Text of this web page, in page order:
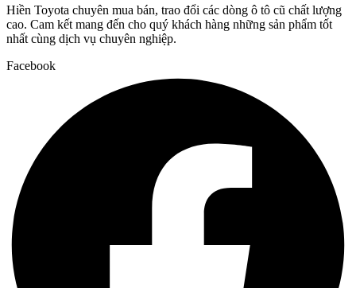
Hiền Toyota chuyên mua bán, trao đổi các dòng ô tô cũ chất lượng
cao. Cam kết mang đến cho quý khách hàng những sản phẩm tốt
nhất cùng dịch vụ chuyên nghiệp.
Facebook